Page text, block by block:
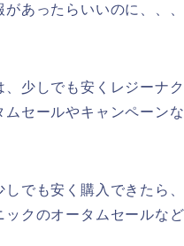
があったらいいのに、、
、少しでも安くレジーナ
ムセールやキャンペーン
しでも安く購入できたら
ックのオータムセールな